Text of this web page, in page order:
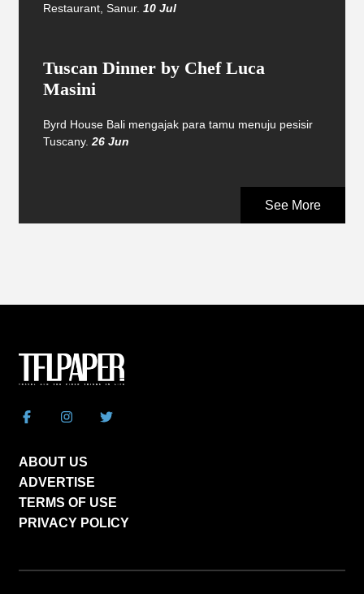
Restaurant, Sanur. 10 Jul
Tuscan Dinner by Chef Luca
Masini
Byrd House Bali mengajak para tamu menuju pesisir
Tuscany. 26 Jun
See More
ABOUT US
ADVERTISE
TERMS OF USE
PRIVACY POLICY